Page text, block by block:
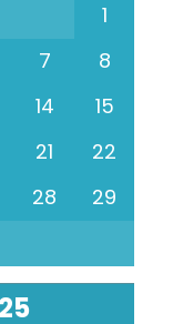
1
7
8
14
15
21
22
28
29